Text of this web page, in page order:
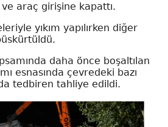
ve araç girişine kapattı.
yıkım yapılırken diğer
daha önce boşaltılan
esnasında çevredeki bazı
tedbiren tahliye edildi.